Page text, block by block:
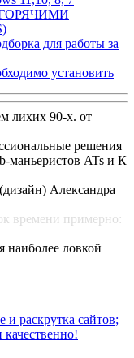
ГОРЯЧИМИ
для работы за
установить
лихих 90-х. от
решения
маньеристов ATs и К
Александра
времени примерно:
наиболее ловкой
и раскрутка сайтов;